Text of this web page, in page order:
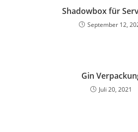
Shadowbox für
September 12,
Gin
Juli 20, 2021